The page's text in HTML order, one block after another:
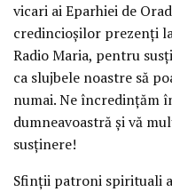
vicari ai Eparhiei de
credincioșilor prezenți
Radio Maria, pentru
ca slujbele noastre să
numai. Ne încredințăm
dumneavoastră și vă
susținere!
Sfinții patroni spirituali